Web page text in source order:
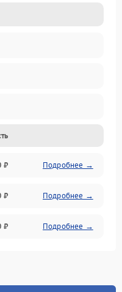
₽ Подробнее →
₽ Подробнее →
₽ Подробнее →